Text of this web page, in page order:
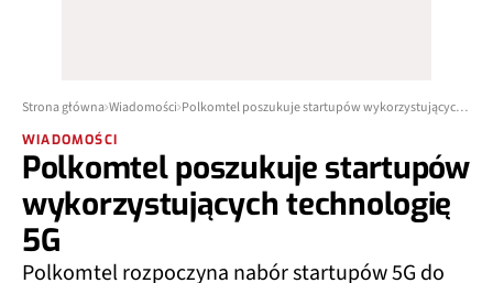
Strona główna Wiadomości Polkomtel poszukuje startupów wykorzystujących technologię 5G
WIADOMOŚCI
Polkomtel poszukuje startupów
wykorzystujących technologię
5G
Polkomtel rozpoczyna nabór startupów 5G do